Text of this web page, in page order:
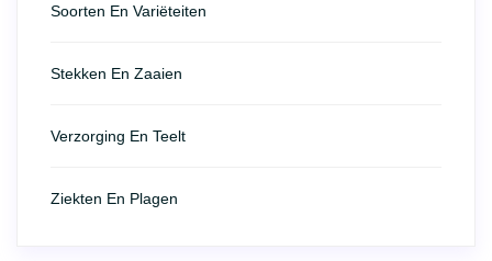
Soorten En Variëteiten
Stekken En Zaaien
Verzorging En Teelt
Ziekten En Plagen